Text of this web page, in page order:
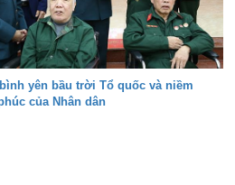
yên bầu trời Tổ quốc và niềm
của Nhân dân